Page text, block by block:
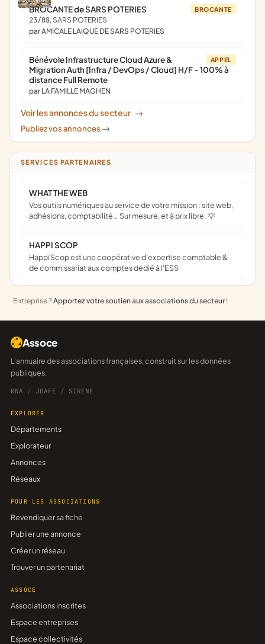
BROCANTE
BROCANTE de SARS POTERIES
23/08, SARS POTERIES
par AMICALE LAIQUE DE SARS POTERIES
APPEL
Bénévole Infrastructure Cloud Azure &
Migration Auth [Infra / DevOps / Cloud] H/F - 100% à
distance Full Remote
par LA FAMILLE MAGHEN
Voir les annonces du secteur ->
Publiez vos annonces ->
SERVICES PARTENAIRES
WHAT THE WEB
Vos outils numériques au service de votre mission : site web,
adhésions, comptabilité… Sur mesure, et à prix libre. 💡
HAPPI SCOP
Happï Scop est une coopérative d’expertise comptable &
de commissariat aux comptes dédié à l'ESS
Entreprise ?Apportez votre soutien aux associations du secteur !
Assoce
L'annuaire des associations françaises, construit sur les données
publiques.
RNA / JOAFE / SIRENE
EXPLORER
Départements
Explorateur
Annonces
Réseaux
POUR LES ASSOCIATIONS
Revendiquer sa fiche
Publier une annonce
Créer un réseau
Trouver un partenariat
ASSOCE
Associations inscrites
Espace entreprises
Espace collectivités